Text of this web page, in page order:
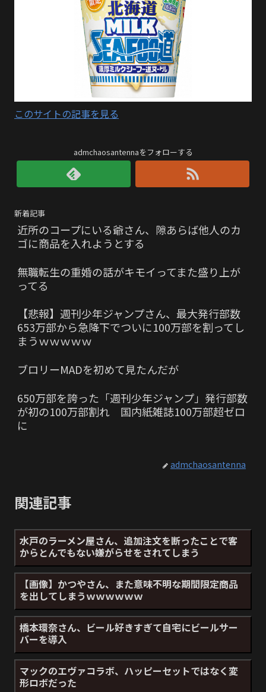
このサイトの記事を見る
admchaosantennaをフォローする
新着記事
近所のコープにいる爺さん、隙あらば他人のカ
ゴに商品を入れようとする
無職転生の重婚の話がキモイってまた盛り上が
ってる
【悲報】週刊少年ジャンプさん、最大発行部数
653万部から急降下でついに100万部を割ってし
まうｗｗｗｗｗ
ブロリーMADを初めて見たんだが
650万部を誇った「週刊少年ジャンプ」発行部数
が初の100万部割れ 国内紙雑誌100万部超ゼロ
に
admchaosantenna
関連記事
水戸のラーメン屋さん、追加注文を断ったことで客
からとんでもない嫌がらせをされてしまう
【画像】かつやさん、また意味不明な期間限定商品
を出してしまうｗｗｗｗｗｗ
橋本環奈さん、ビール好きすぎて自宅にビールサー
バーを導入
マックのエヴァコラボ、ハッピーセットではなく変
形ロボだった